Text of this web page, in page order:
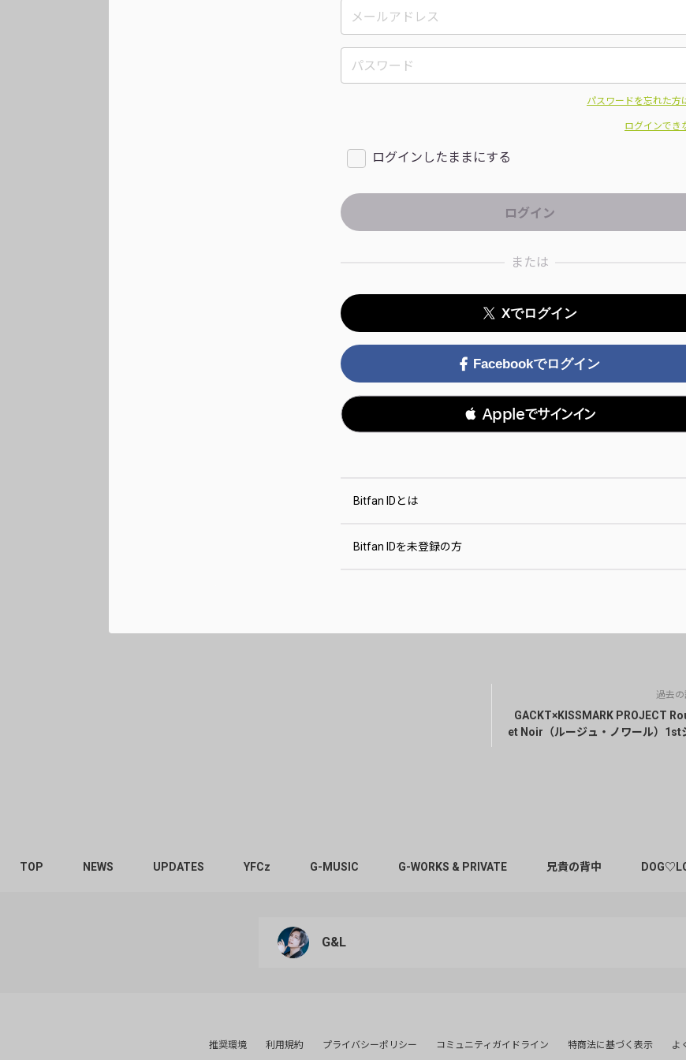
パスワードを忘れた方
ログインでき
ログインしたままにする
または
Xでログイン
Facebookでログイン
 Appleでサインイン
Bitfan IDとは
Bitfan IDを未登録の方
過去
GACKT×KISSMARK PROJECT
et Noir（ルージュ・ノワール）1st
TOP NEWS UPDATES YFCz G-MUSIC G-WORKS & PRIVATE 兄貴の背中
G&L
推奨環境 利用規約 プライバシーポリシー コミュニティガイドライン 特商法に基づく表示 よ